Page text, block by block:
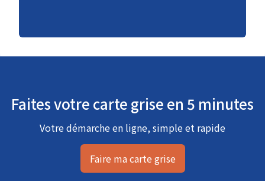
Faites votre carte grise en 5 minutes
Votre démarche en ligne, simple et rapide
Faire ma carte grise